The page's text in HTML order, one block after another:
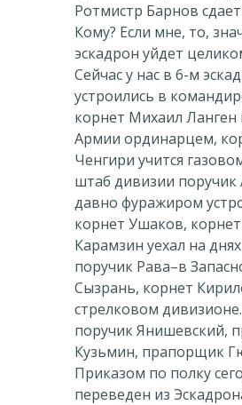
Ротмистр Барнов
Кому? Если мне, то,
эскадрон уйдет
Сейчас у нас в 6-м
устроились в
корнет Михаил Ланген
Армии ординарцем,
Ченгири учится
штаб дивизии поручик
давно фуражиром
корнет Ушаков,
Карамзин уехал на
поручик Рава–в
Сызрань, корнет
стрелковом
поручик Янишевский,
Кузьмин, прапорщик
Приказом по полку
переведен из